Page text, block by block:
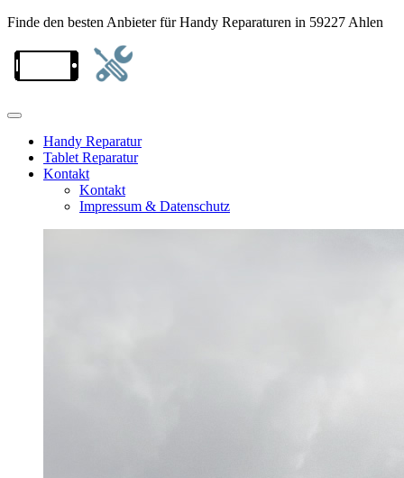
Finde den besten Anbieter für Handy Reparaturen in 59227 Ahlen
Handy Reparatur
Tablet Reparatur
Kontakt
Kontakt
Impressum & Datenschutz